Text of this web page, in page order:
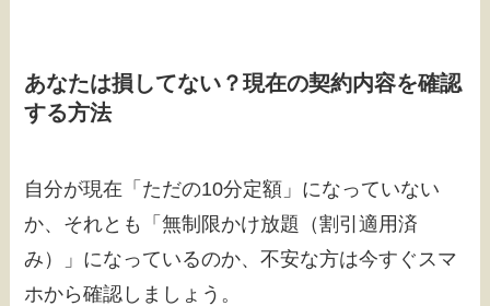
あなたは損してない？現在の契約内容を確認
する方法
自分が現在「ただの10分定額」になっていない
か、それとも「無制限かけ放題（割引適用済
み）」になっているのか、不安な方は今すぐスマ
ホから確認しましょう。